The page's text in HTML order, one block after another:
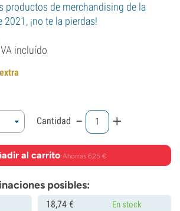
productos de merchandising de la
¡no te la pierdas!
incluído
Cantidad - +
al carrito·Ahorras 6,25 €
posibles:
18,74 € En stock